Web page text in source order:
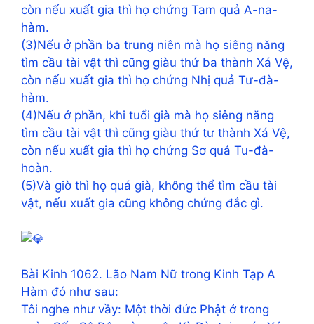
còn nếu xuất gia thì họ chứng Tam quả A-na-
hàm.
(3)Nếu ở phần ba trung niên mà họ siêng năng
tìm cầu tài vật thì cũng giàu thứ ba thành Xá Vệ,
còn nếu xuất gia thì họ chứng Nhị quả Tư-đà-
hàm.
(4)Nếu ở phần, khi tuổi già mà họ siêng năng
tìm cầu tài vật thì cũng giàu thứ tư thành Xá Vệ,
còn nếu xuất gia thì họ chứng Sơ quả Tu-đà-
hoàn.
(5)Và giờ thì họ quá già, không thể tìm cầu tài
vật, nếu xuất gia cũng không chứng đắc gì.
Bài Kinh 1062. Lão Nam Nữ trong Kinh Tạp A
Hàm đó như sau:
Tôi nghe như vầy: Một thời đức Phật ở trong